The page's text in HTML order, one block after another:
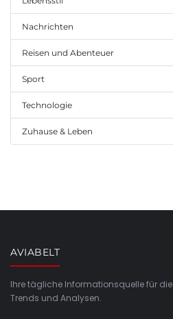
Nachrichten
Reisen und Abenteuer
Sport
Technologie
Zuhause & Leben
AVIABELT
Ihre tägliche Informationsquelle für
Trends und Analysen.